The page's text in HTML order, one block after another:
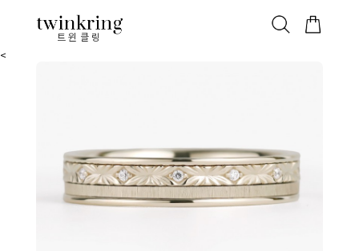
트윈클링
ALL 베스트 안쪽막음 웨딩/다이아 가드링/반지
<